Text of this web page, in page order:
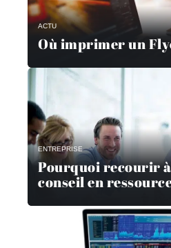
ACTU
Où imprimer un
ENTREPRISE
Pourquoi recourir
conseil en